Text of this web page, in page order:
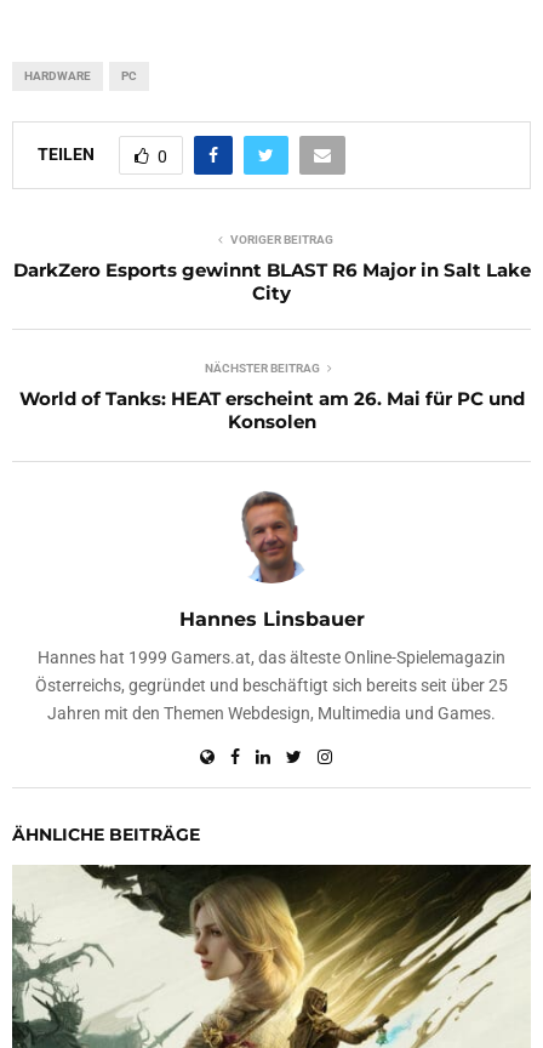
HARDWARE PC
TEILEN 0
VORIGER BEITRAG
DarkZero Esports gewinnt BLAST R6 Major in Salt Lake
City
NÄCHSTER BEITRAG
World of Tanks: HEAT erscheint am 26. Mai für PC und
Konsolen
Hannes Linsbauer
Hannes hat 1999 Gamers.at, das älteste Online-Spielemagazin
Österreichs, gegründet und beschäftigt sich bereits seit über 25
Jahren mit den Themen Webdesign, Multimedia und Games.
ÄHNLICHE BEITRÄGE